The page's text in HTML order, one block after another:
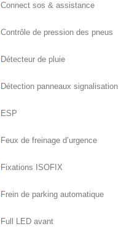
Connect sos & assistance
Contrôle de pression des pneus
Détecteur de pluie
Détection panneaux signalisation
ESP
Feux de freinage d’urgence
Fixations ISOFIX
Frein de parking automatique
Full LED avant